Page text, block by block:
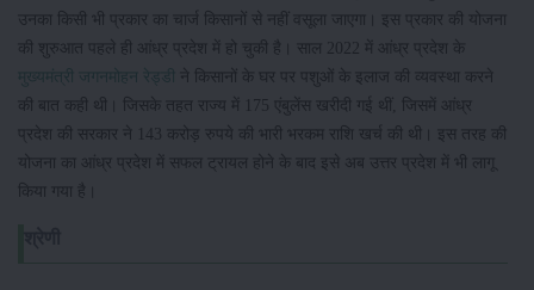
उनका किसी भी प्रकार का चार्ज किसानों से नहीं वसूला जाएगा। इस प्रकार की योजना
की शुरुआत पहले ही आंध्र प्रदेश में हो चुकी है। साल 2022 में आंध्र प्रदेश के
मुख्यमंत्री जगनमोहन रेड्डी
ने किसानों के घर पर पशुओं के इलाज की व्यवस्था करने
की बात कही थी। जिसके तहत राज्य में 175 एंबुलेंस खरीदी गई थीं, जिसमें आंध्र
प्रदेश की सरकार ने 143 करोड़ रुपये की भारी भरकम राशि खर्च की थी। इस तरह की
योजना का आंध्र प्रदेश में सफल ट्रायल होने के बाद इसे अब उत्तर प्रदेश में भी लागू
किया गया है।